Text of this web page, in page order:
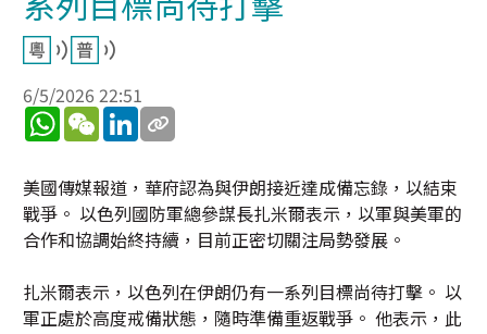
6/5/2026 22:51
WhatsApp
WeChatLinkedIn
美國傳媒報道，華府認為與伊朗接近達成備忘錄，以結束
戰爭。 以色列國防軍總參謀長扎米爾表示，以軍與美軍的
合作和協調始終持續，目前正密切關注局勢發展。
扎米爾表示，以色列在伊朗仍有一系列目標尚待打擊。 以
軍正處於高度戒備狀態，隨時準備重返戰爭。 他表示，此